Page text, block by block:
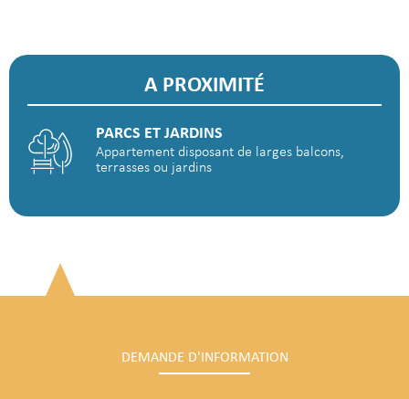
A PROXIMITÉ
PARCS ET JARDINS
Appartement disposant de larges balcons,
terrasses ou jardins
DEMANDE D'INFORMATION